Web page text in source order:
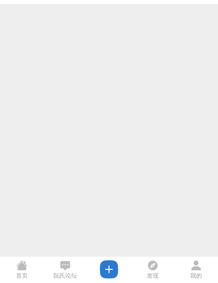
首页 阮氏论坛 发现 我的